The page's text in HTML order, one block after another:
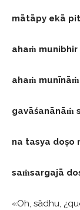
mātāpy ekā
ahaṁ
ahaṁ
gavāśanānāṁ
na tasya doṣo
saṁsargajā
«Oh, sādhu,